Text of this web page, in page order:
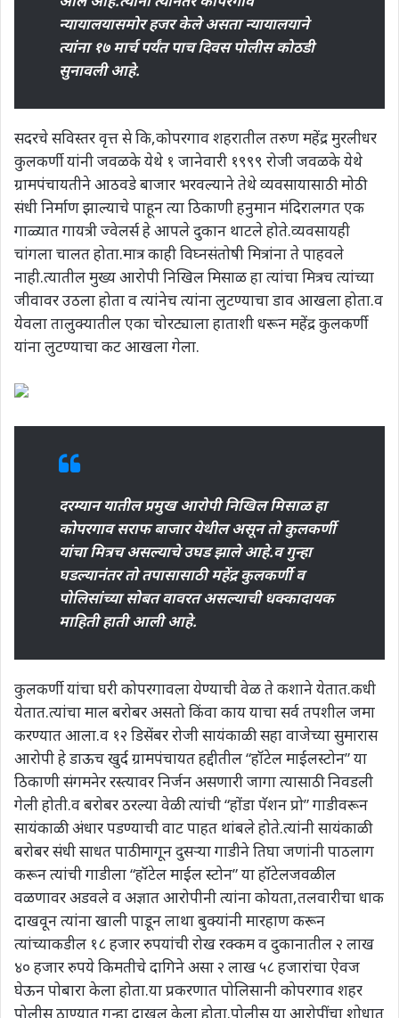
न्यायालयासमोर हजर केले असता न्यायालयाने
त्यांना १७ मार्च पर्यंत पाच दिवस पोलीस कोठडी
सुनावली आहे.
सदरचे सविस्तर वृत्त से कि,कोपरगाव शहरातील तरुण महेंद्र मुरलीधर
कुलकर्णी यांनी जवळके येथे १ जानेवारी १९९९ रोजी जवळके येथे
ग्रामपंचायतीने आठवडे बाजार भरवल्याने तेथे व्यवसायासाठी मोठी
संधी निर्माण झाल्याचे पाहून त्या ठिकाणी हनुमान मंदिरालगत एक
गाळ्यात गायत्री ज्वेलर्स हे आपले दुकान थाटले होते.व्यवसायही
चांगला चालत होता.मात्र काही विघ्नसंतोषी मित्रांना ते पाहवले
नाही.त्यातील मुख्य आरोपी निखिल मिसाळ हा त्यांचा मित्रच त्यांच्या
जीवावर उठला होता व त्यांनेच त्यांना लुटण्याचा डाव आखला होता.व
येवला तालुक्यातील एका चोरट्याला हाताशी धरून महेंद्र कुलकर्णी
यांना लुटण्याचा कट आखला गेला.
दरम्यान यातील प्रमुख आरोपी निखिल मिसाळ हा
कोपरगाव सराफ बाजार येथील असून तो कुलकर्णी
यांचा मित्रच असल्याचे उघड झाले आहे.व गुन्हा
घडल्यानंतर तो तपासासाठी महेंद्र कुलकर्णी व
पोलिसांच्या सोबत वावरत असल्याची धक्कादायक
माहिती हाती आली आहे.
कुलकर्णी यांचा घरी कोपरगावला येण्याची वेळ ते कशाने येतात.कधी
येतात.त्यांचा माल बरोबर असतो किंवा काय याचा सर्व तपशील जमा
करण्यात आला.व १२ डिसेंबर रोजी सायंकाळी सहा वाजेच्या सुमारास
आरोपी हे डाऊच खुर्द ग्रामपंचायत हद्दीतील “हॉटेल माईलस्टोन” या
ठिकाणी संगमनेर रस्त्यावर निर्जन असणारी जागा त्यासाठी निवडली
गेली होती.व बरोबर ठरल्या वेळी त्यांची “होंडा पॅशन प्रो” गाडीवरून
सायंकाळी अंधार पडण्याची वाट पाहत थांबले होते.त्यांनी सायंकाळी
बरोबर संधी साधत पाठीमागून दुसऱ्या गाडीने तिघा जणांनी पाठलाग
करून त्यांची गाडीला “हॉटेल माईल स्टोन” या हॉटेलजवळील
वळणावर अडवले व अज्ञात आरोपीनी त्यांना कोयता,तलवारीचा धाक
दाखवून त्यांना खाली पाडून लाथा बुक्यांनी मारहाण करून
त्यांच्याकडील १८ हजार रुपयांची रोख रक्कम व दुकानातील २ लाख
४० हजार रुपये किमतीचे दागिने असा २ लाख ५८ हजारांचा ऐवज
घेऊन पोबारा केला होता.या प्रकरणात पोलिसानी कोपरगाव शहर
पोलीस ठाण्यात गुन्हा दाखल केला होता.पोलीस या आरोपींचा शोधात